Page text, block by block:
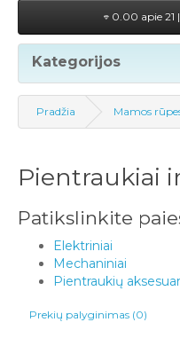
0.00 apie 21 |
Kategorijos
Pradžia Mamos
Pientraukiai
Patikslinkite
Elektriniai
Mechaniniai
Pientraukių
Prekių palyginimas (0)